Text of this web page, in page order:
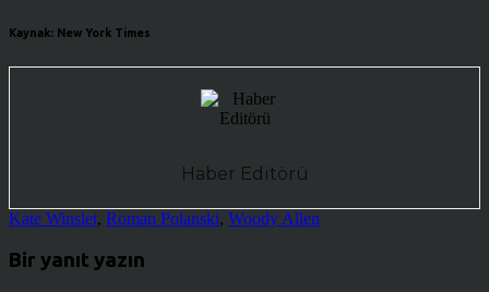
Kaynak: New York Times
Haber Editörü
Kate Winslet, Roman Polanski, Woody Allen
Bir yanıt yazın